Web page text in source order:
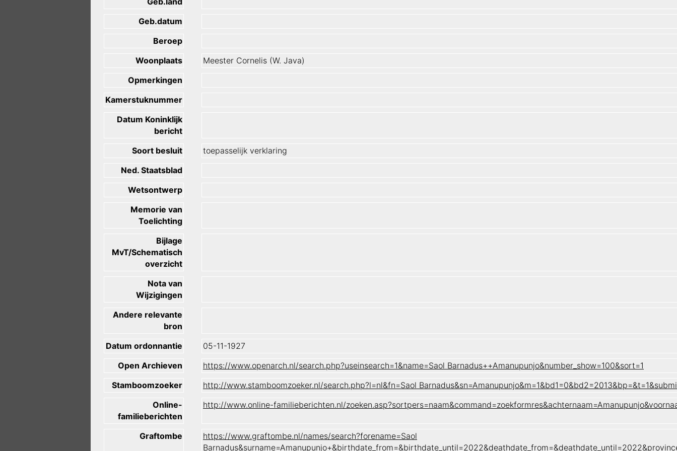
Geb.datum
Beroep
Woonplaats
Meester Cornelis (W. Java)
Opmerkingen
Kamerstuknummer
Datum Koninklijk
bericht
Soort besluit
toepasselijk verklaring
Ned. Staatsblad
Wetsontwerp
Memorie van
Toelichting
Bijlage
MvT/Schematisch
overzicht
Nota van
Wijzigingen
Andere relevante
bron
Datum ordonnantie
05-11-1927
Open Archieven
https://www.openarch.nl/search.php?useinsearch=1&name=Saol Barnadus++Amanupunjo&number_show=100&sort=1
Stamboomzoeker
http://www.stamboomzoeker.nl/search.php?l=nl&fn=Saol
Online-
familieberichten
http://www.online-familieberichten.nl/
Graftombe
https://www.graftombe.nl/names/search?forename=Saol